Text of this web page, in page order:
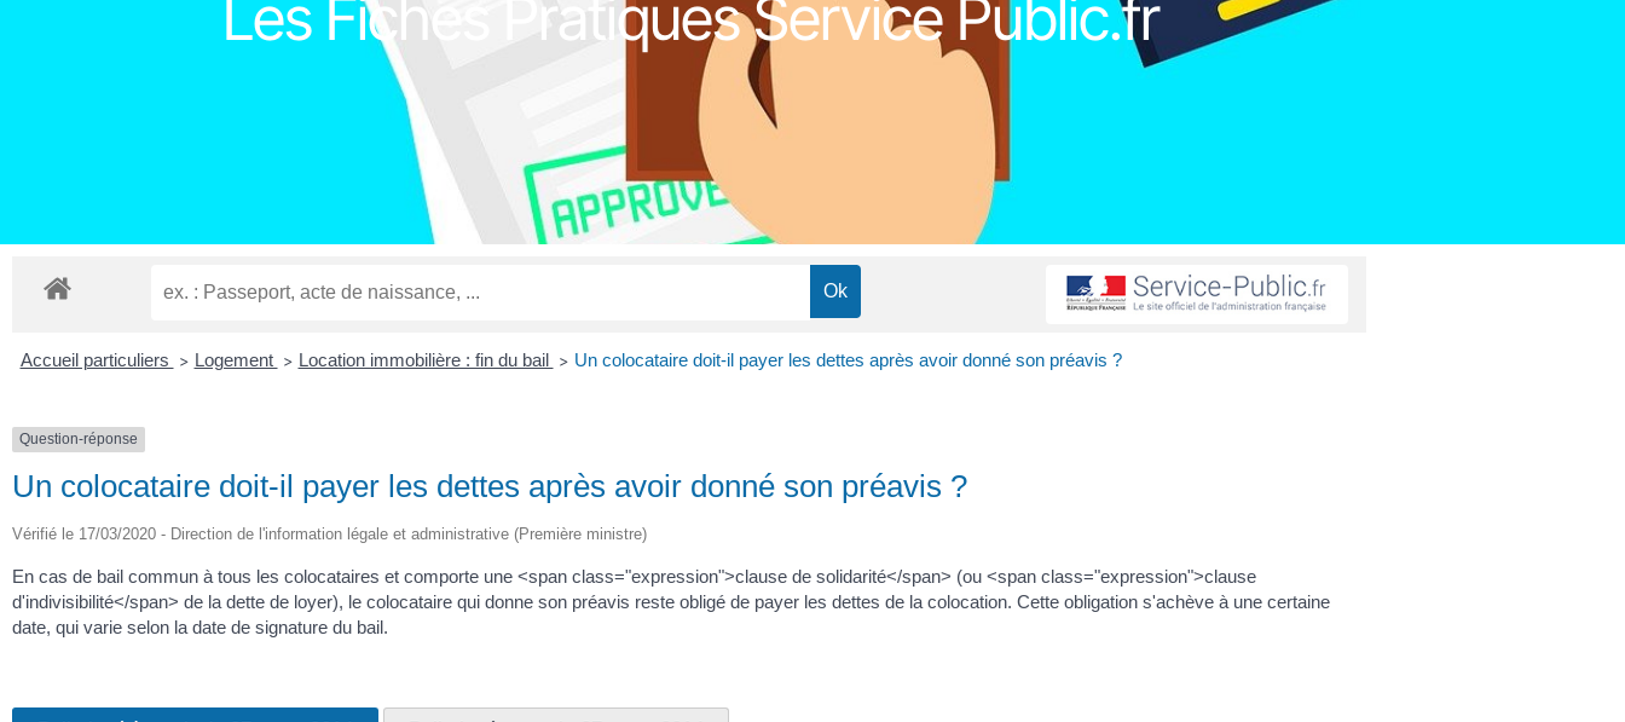
Les Fiches Pratiques Service Public.fr
Accueil particuliers > Logement > Location immobilière : fin du bail > Un colocataire doit-il payer les dettes après avoir donné son préavis ?
Question-réponse
Un colocataire doit-il payer les dettes après avoir donné son préavis ?
Vérifié le 17/03/2020 - Direction de l'information légale et administrative (Première ministre)
En cas de bail commun à tous les colocataires et comporte une <span class="expression">clause de solidarité</span> (ou <span class="expression">clause
d'indivisibilité</span> de la dette de loyer), le colocataire qui donne son préavis reste obligé de payer les dettes de la colocation. Cette obligation s'achève à une certaine
date, qui varie selon la date de signature du bail.